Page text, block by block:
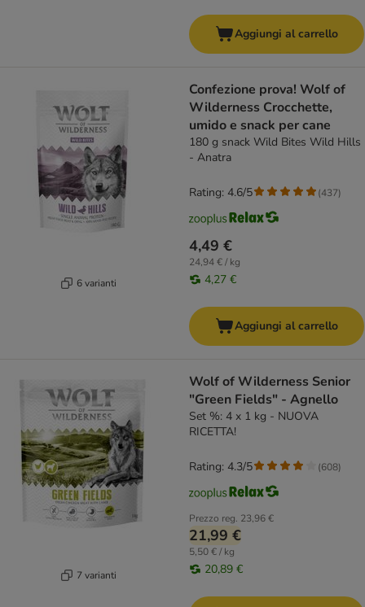
Aggiungi al carrello
6 varianti
Confezione prova! Wolf of
Wilderness Crocchette,
umido e snack per cane
180 g snack Wild Bites Wild Hills
- Anatra
4,49 €
24,94 € / kg
4,27 €
Rating: 4.6/5 (437)
Aggiungi al carrello
7 varianti
Wolf of Wilderness Senior
"Green Fields" - Agnello
Set %: 4 x 1 kg - NUOVA
RICETTA!
Prezzo reg. 23,96 €
21,99 €
5,50 € / kg
20,89 €
Rating: 4.3/5 (608)